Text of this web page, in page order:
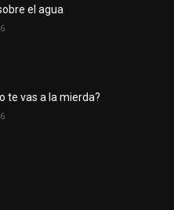
el agua
te vas a la mierda?